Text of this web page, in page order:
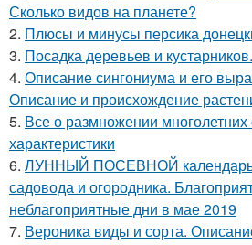
Сколько видов на планете?
2. Плюсы и минусы персика
3. Посадка деревьев и
4. Описание сингониума и его
Описание и происхождение
5. Все о размножении
характеристики
6. ЛУННЫЙ ПОСЕВНОЙ календарь
садовода и огородника.
неблагоприятные дни в мае 2019
7. Вероника виды и сорта.